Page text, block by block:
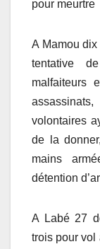
pour meurtre
A Mamou
tentative
malfaiteurs
volontaires
de la
mains
détention
A Labé 27
trois pour vol